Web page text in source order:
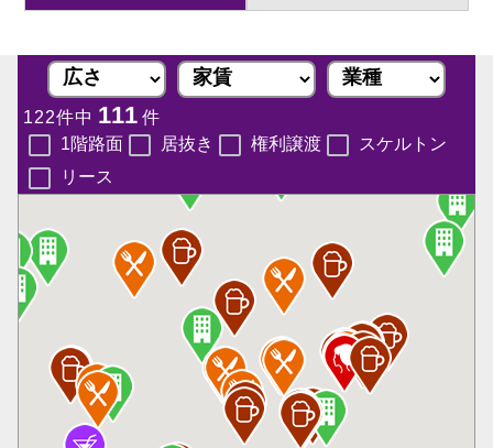
122件中 111件
1階路面
居抜き 権利譲渡
スケルトン
リース